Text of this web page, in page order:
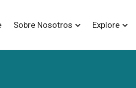
Sobre Nosotros Explore